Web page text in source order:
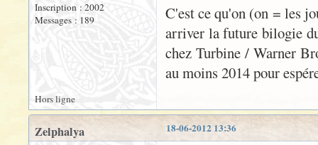
Inscription : 2002
Messages : 189
C'est ce qu'on (on = les
arriver la future bilogie
chez Turbine / Warner
au moins 2014 pour
Hors ligne
18-06-2012 13:36
Zelphalya